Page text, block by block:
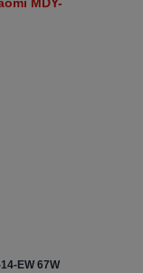
EW 67W